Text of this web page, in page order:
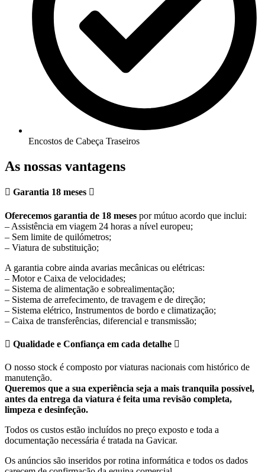
Encostos de Cabeça Traseiros
As nossas vantagens
Garantia 18 meses
Oferecemos garantia de 18 meses por mútuo acordo que inclui:
– Assistência em viagem 24 horas a nível europeu;
– Sem limite de quilómetros;
– Viatura de substituição;
A garantia cobre ainda avarias mecânicas ou elétricas:
– Motor e Caixa de velocidades;
– Sistema de alimentação e sobrealimentação;
– Sistema de arrefecimento, de travagem e de direção;
– Sistema elétrico, Instrumentos de bordo e climatização;
– Caixa de transferências, diferencial e transmissão;
Qualidade e Confiança em cada detalhe
O nosso stock é composto por viaturas nacionais com histórico de
manutenção.
Queremos que a sua experiência seja a mais tranquila possível,
antes da entrega da viatura é feita uma revisão completa,
limpeza e desinfeção.
Todos os custos estão incluídos no preço exposto e toda a
documentação necessária é tratada na Gavicar.
Os anúncios são inseridos por rotina informática e todos os dados